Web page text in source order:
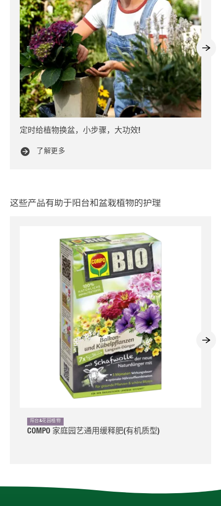
定时给植物换盆，小步骤，大功效!
了解更多
这些产品有助于阳台和盆栽植物的护理
阳台&花园植物
COMPO 家庭园艺通用缓释肥(有机质型)